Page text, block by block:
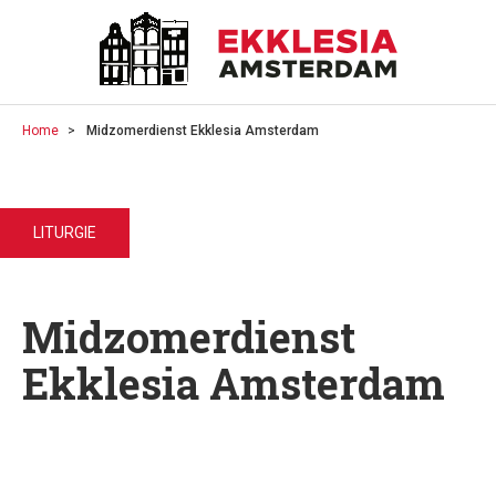
Home Midzomerdienst Ekklesia Amsterdam
LITURGIE
Midzomerdienst
Ekklesia Amsterdam